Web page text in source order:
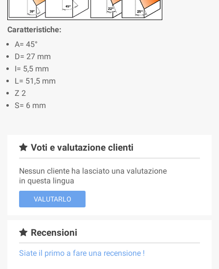
Caratteristiche:
A= 45°
D= 27 mm
I= 5,5 mm
L= 51,5 mm
Z 2
S= 6 mm
Voti e valutazione clienti
Nessun cliente ha lasciato una valutazione
in questa lingua
VALUTARLO
Recensioni
Siate il primo a fare una recensione !